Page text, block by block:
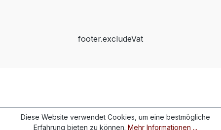
footer.excludeVat
Diese Website verwendet Cookies, um eine bestmögliche
Erfahrung bieten zu können. Mehr Informationen ...